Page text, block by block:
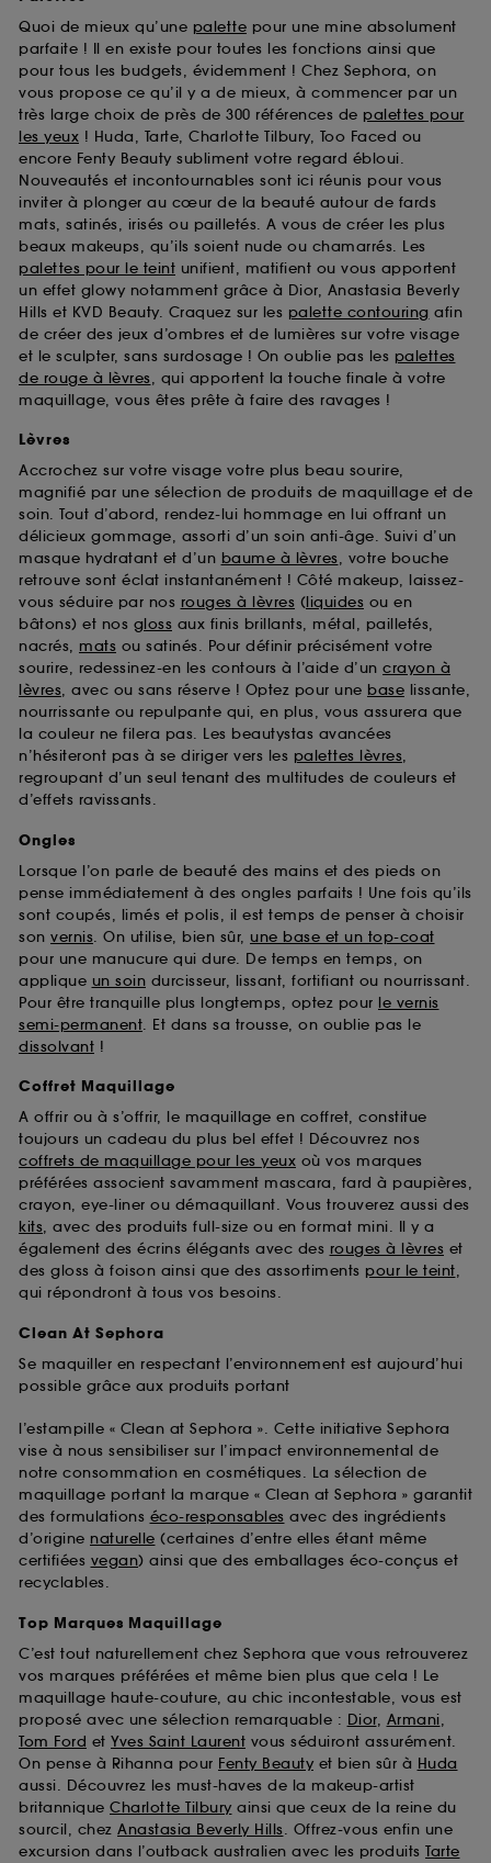
Quoi de mieux qu’une palette pour une mine absolument
parfaite ! Il en existe pour toutes les fonctions ainsi que
pour tous les budgets, évidemment ! Chez Sephora, on
vous propose ce qu’il y a de mieux, à commencer par un
très large choix de près de 300 références de palettes pour
les yeux ! Huda, Tarte, Charlotte Tilbury, Too Faced ou
encore Fenty Beauty subliment votre regard ébloui.
Nouveautés et incontournables sont ici réunis pour vous
inviter à plonger au cœur de la beauté autour de fards
mats, satinés, irisés ou pailletés. A vous de créer les plus
beaux makeups, qu’ils soient nude ou chamarrés. Les
palettes pour le teint unifient, matifient ou vous apportent
un effet glowy notamment grâce à Dior, Anastasia Beverly
Hills et KVD Beauty. Craquez sur les palette contouring afin
de créer des jeux d’ombres et de lumières sur votre visage
et le sculpter, sans surdosage ! On oublie pas les palettes
de rouge à lèvres, qui apportent la touche finale à votre
maquillage, vous êtes prête à faire des ravages !
Lèvres
Accrochez sur votre visage votre plus beau sourire,
magnifié par une sélection de produits de maquillage et de
soin. Tout d’abord, rendez-lui hommage en lui offrant un
délicieux gommage, assorti d’un soin anti-âge. Suivi d’un
masque hydratant et d’un baume à lèvres, votre bouche
retrouve sont éclat instantanément ! Côté makeup, laissez-
vous séduire par nos rouges à lèvres (liquides ou en
bâtons) et nos gloss aux finis brillants, métal, pailletés,
nacrés, mats ou satinés. Pour définir précisément votre
sourire, redessinez-en les contours à l’aide d’un crayon à
lèvres, avec ou sans réserve ! Optez pour une base lissante,
nourrissante ou repulpante qui, en plus, vous assurera que
la couleur ne filera pas. Les beautystas avancées
n’hésiteront pas à se diriger vers les palettes lèvres,
regroupant d’un seul tenant des multitudes de couleurs et
d’effets ravissants.
Ongles
Lorsque l’on parle de beauté des mains et des pieds on
pense immédiatement à des ongles parfaits ! Une fois qu’ils
sont coupés, limés et polis, il est temps de penser à choisir
son vernis. On utilise, bien sûr, une base et un top-coat
pour une manucure qui dure. De temps en temps, on
applique un soin durcisseur, lissant, fortifiant ou nourrissant.
Pour être tranquille plus longtemps, optez pour le vernis
semi-permanent. Et dans sa trousse, on oublie pas le
dissolvant !
Coffret Maquillage
A offrir ou à s’offrir, le maquillage en coffret, constitue
toujours un cadeau du plus bel effet ! Découvrez nos
coffrets de maquillage pour les yeux où vos marques
préférées associent savamment mascara, fard à paupières,
crayon, eye-liner ou démaquillant. Vous trouverez aussi des
kits, avec des produits full-size ou en format mini. Il y a
également des écrins élégants avec des rouges à lèvres et
des gloss à foison ainsi que des assortiments pour le teint,
qui répondront à tous vos besoins.
Clean At Sephora
Se maquiller en respectant l’environnement est aujourd’hui
possible grâce aux produits portant
l’estampille « Clean at Sephora ». Cette initiative Sephora
vise à nous sensibiliser sur l’impact environnemental de
notre consommation en cosmétiques. La sélection de
maquillage portant la marque « Clean at Sephora » garantit
des formulations éco-responsables avec des ingrédients
d’origine naturelle (certaines d’entre elles étant même
certifiées vegan) ainsi que des emballages éco-conçus et
recyclables.
Top Marques Maquillage
C’est tout naturellement chez Sephora que vous retrouverez
vos marques préférées et même bien plus que cela ! Le
maquillage haute-couture, au chic incontestable, vous est
proposé avec une sélection remarquable : Dior, Armani,
Tom Ford et Yves Saint Laurent vous séduiront assurément.
On pense à Rihanna pour Fenty Beauty et bien sûr à Huda
aussi. Découvrez les must-haves de la makeup-artist
britannique Charlotte Tilbury ainsi que ceux de la reine du
sourcil, chez Anastasia Beverly Hills. Offrez-vous enfin une
excursion dans l’outback australien avec les produits Tarte